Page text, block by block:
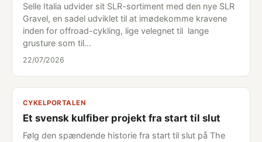
Selle Italia udvider sit SLR-sortiment med den nye SLR
Gravel, en sadel udviklet til at imødekomme kravene
inden for offroad-cykling, lige velegnet til lange
grusture som til…
22/07/2026
CYKELPORTALEN
Et svensk kulfiber projekt fra start til slut
Følg den spændende historie fra start til slut på The